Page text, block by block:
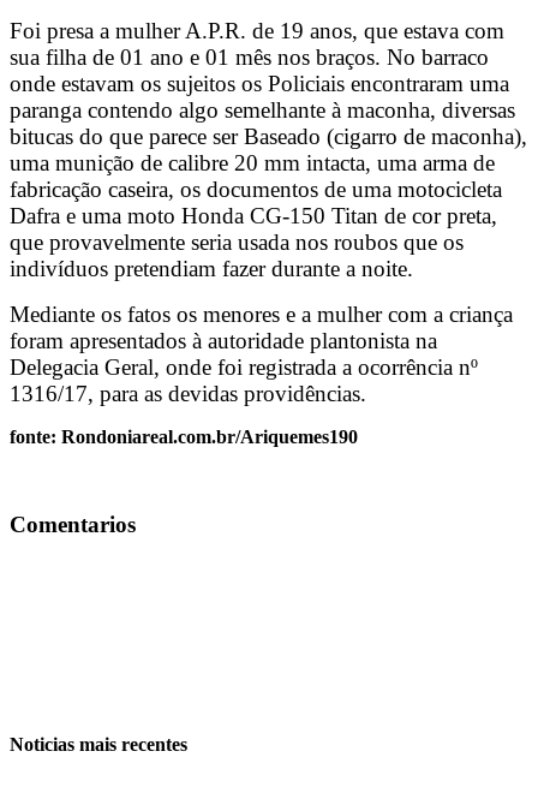
Foi presa a mulher A.P.R. de 19 anos, que estava com
sua filha de 01 ano e 01 mês nos braços. No barraco
onde estavam os sujeitos os Policiais encontraram uma
paranga contendo algo semelhante à maconha, diversas
bitucas do que parece ser Baseado (cigarro de maconha),
uma munição de calibre 20 mm intacta, uma arma de
fabricação caseira, os documentos de uma motocicleta
Dafra e uma moto Honda CG-150 Titan de cor preta,
que provavelmente seria usada nos roubos que os
indivíduos pretendiam fazer durante a noite.
Mediante os fatos os menores e a mulher com a criança
foram apresentados à autoridade plantonista na
Delegacia Geral, onde foi registrada a ocorrência nº
1316/17, para as devidas providências.
fonte: Rondoniareal.com.br/Ariquemes190
Comentarios
Noticias mais recentes